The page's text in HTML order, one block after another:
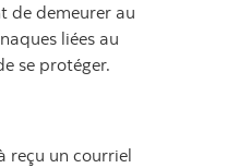
de demeurer au
liées au
se protéger.
reçu un courriel